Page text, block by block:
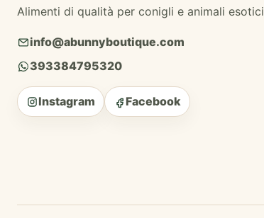
Alimenti di qualità per conigli e animali esotici
info@abunnyboutique.com
393384795320
Instagram Facebook